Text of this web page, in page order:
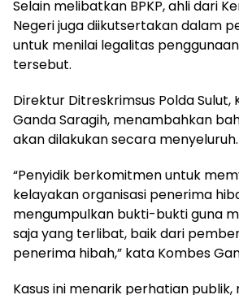
Selain melibatkan BPKP, ahli dari
Negeri juga diikutsertakan dalam
untuk menilai legalitas
tersebut.
Direktur Ditreskrimsus Polda Sulut,
Ganda Saragih, menambahkan
akan dilakukan secara menyeluruh.
“Penyidik berkomitmen untuk
kelayakan organisasi penerima
mengumpulkan bukti-bukti guna
saja yang terlibat, baik dari
penerima hibah,” kata Kombes
Kasus ini menarik perhatian